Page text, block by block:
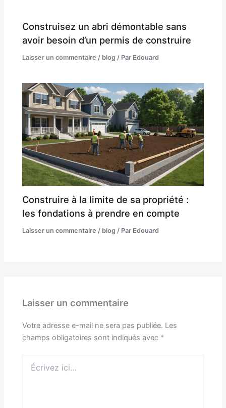
Construisez un abri démontable sans
avoir besoin d’un permis de construire
Laisser un commentaire / blog / Par Edouard
Construire à la limite de sa propriété :
les fondations à prendre en compte
Laisser un commentaire / blog / Par Edouard
Laisser un commentaire
Votre adresse e-mail ne sera pas publiée. Les
champs obligatoires sont indiqués avec *
ici…